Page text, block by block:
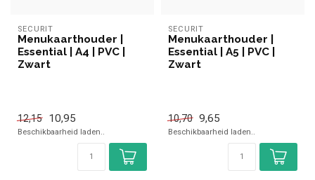
SECURIT
Menukaarthouder |
Essential | A4 | PVC |
Zwart
12,15 10,95
Beschikbaarheid laden..
SECURIT
Menukaarthouder |
Essential | A5 | PVC |
Zwart
10,70 9,65
Beschikbaarheid laden..